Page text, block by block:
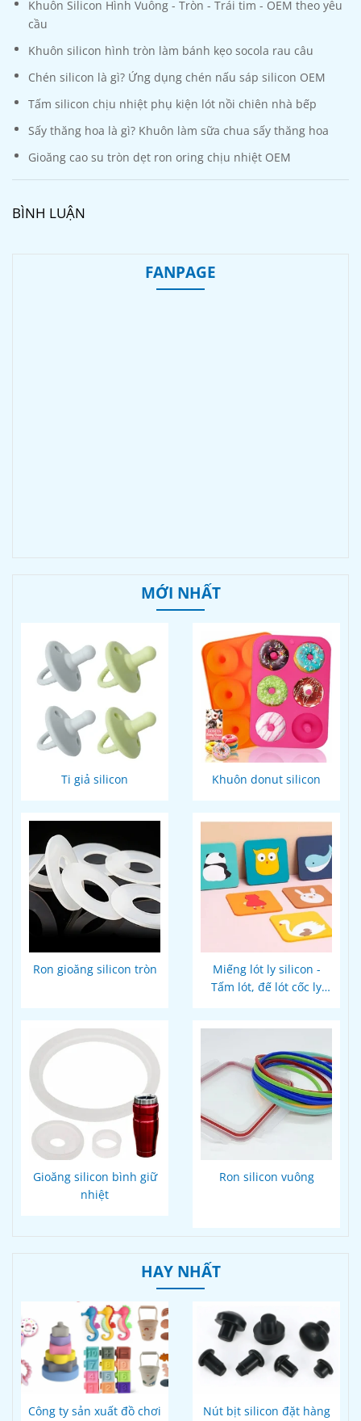
Khuôn Silicon Hình Vuông - Tròn - Trái tim - OEM theo yêu
cầu
Khuôn silicon hình tròn làm bánh kẹo socola rau câu
Chén silicon là gì? Ứng dụng chén nấu sáp silicon OEM
Tấm silicon chịu nhiệt phụ kiện lót nồi chiên nhà bếp
Sấy thăng hoa là gì? Khuôn làm sữa chua sấy thăng hoa
Gioăng cao su tròn dẹt ron oring chịu nhiệt OEM
BÌNH LUẬN
FANPAGE
MỚI NHẤT
Ti giả silicon Khuôn donut silicon
Ron gioăng silicon tròn
Miếng lót ly silicon -
Tấm lót, đế lót cốc ly
Gioăng silicon bình giữ
nhiệt
Ron silicon vuông
HAY NHẤT
Công ty sản xuất đồ chơi
Nút bịt silicon đặt hàng